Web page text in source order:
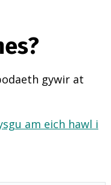
gywir at
am eich hawl i